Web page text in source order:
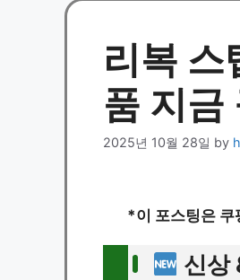
리복 스
품 지금
2025년 10월 28일 by
*이 포스팅은 쿠
신상